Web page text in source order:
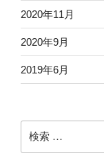
2020年11月
2020年9月
2019年6月
索: